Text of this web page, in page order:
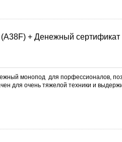
+ Денежный сертификат
монопод для порфессионалов,
для очень тяжелой техники и